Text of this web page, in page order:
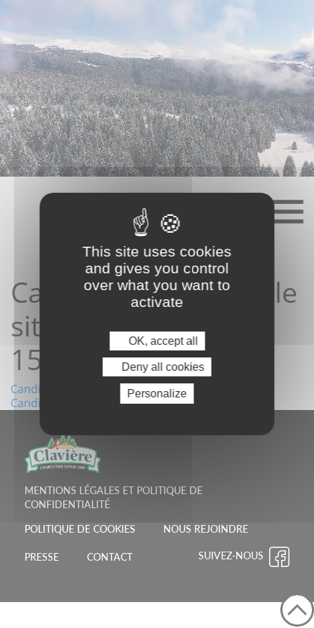
content
Candidature depuis le
site 09/02/2026
15:10:03
Navigation
l’article
Candidature depuis le site 29/01/2026 08:19:51
Candidature depuis le site 11/02/2026 15:58:03
MENTIONS LÉGALES ET POLITIQUE DE
CONFIDENTIALITÉ
POLITIQUE DE COOKIES NOUS REJOINDRE
PRESSE CONTACT SUIVEZ-NOUS
This site uses cookies
and gives you control
over what you want to
activate
OK, accept all
Deny all cookies
Personalize